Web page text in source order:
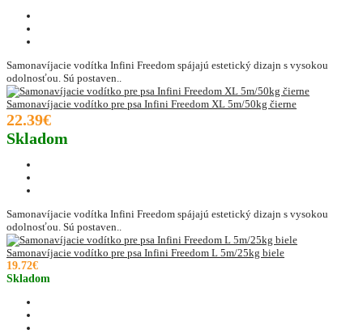
Samonavíjacie vodítka Infini Freedom spájajú estetický dizajn s vysokou
odolnosťou. Sú postaven..
Samonavíjacie vodítko pre psa Infini Freedom XL 5m/50kg čierne
22.39€
Skladom
Samonavíjacie vodítka Infini Freedom spájajú estetický dizajn s vysokou
odolnosťou. Sú postaven..
Samonavíjacie vodítko pre psa Infini Freedom L 5m/25kg biele
19.72€
Skladom